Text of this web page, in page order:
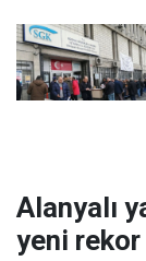
Alanyalı
yeni rekor